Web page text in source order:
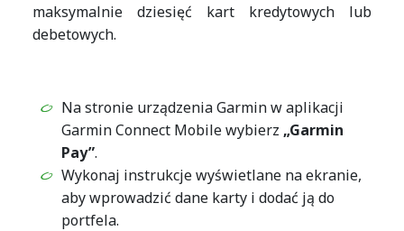
maksymalnie dziesięć kart kredytowych lub
debetowych.
Na stronie urządzenia Garmin w aplikacji
Garmin Connect Mobile wybierz „Garmin
Pay”.
Wykonaj instrukcje wyświetlane na ekranie,
aby wprowadzić dane karty i dodać ją do
portfela.